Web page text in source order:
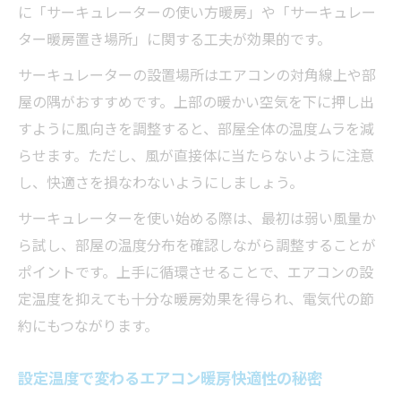
エアコン暖房効果を妨げる典型的な要因と
は
エアコン暖房効率低下の見直しポイント
エアコン暖房の欠点とその現実的な対策方
法
エアコン暖房効かない時の簡単な改善策
に「サーキュレーターの使い方暖房」や「サーキュレー
ター暖房置き場所」に関する工夫が効果的です。
サーキュレーターの設置場所はエアコンの対角線上や部
屋の隅がおすすめです。上部の暖かい空気を下に押し出
すように風向きを調整すると、部屋全体の温度ムラを減
らせます。ただし、風が直接体に当たらないように注意
し、快適さを損なわないようにしましょう。
サーキュレーターを使い始める際は、最初は弱い風量か
ら試し、部屋の温度分布を確認しながら調整することが
ポイントです。上手に循環させることで、エアコンの設
定温度を抑えても十分な暖房効果を得られ、電気代の節
約にもつながります。
設定温度で変わるエアコン暖房快適性の秘密